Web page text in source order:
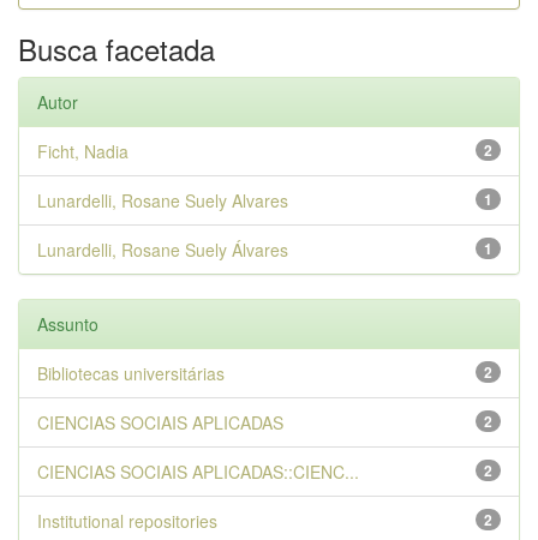
Busca facetada
Autor
2
Ficht, Nadia
1
Lunardelli, Rosane Suely Alvares
1
Lunardelli, Rosane Suely Álvares
Assunto
2
Bibliotecas universitárias
2
CIENCIAS SOCIAIS APLICADAS
2
CIENCIAS SOCIAIS APLICADAS::CIENC...
2
Institutional repositories